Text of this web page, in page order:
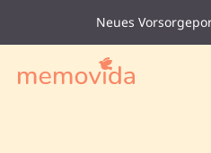
Neues